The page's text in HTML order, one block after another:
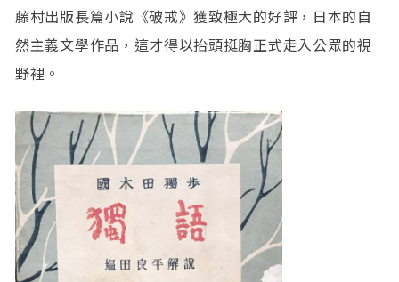
藤村出版長篇小說《破戒》獲致極大的好評，日本的自
然主義文學作品，這才得以抬頭挺胸正式走入公眾的視
野裡。